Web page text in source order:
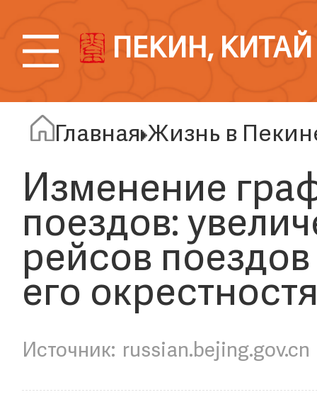
ПЕКИН, КИТАЙ
Главная Жизнь в
Изменение
поездов:
рейсов
его
russian.bejing.gov.cn